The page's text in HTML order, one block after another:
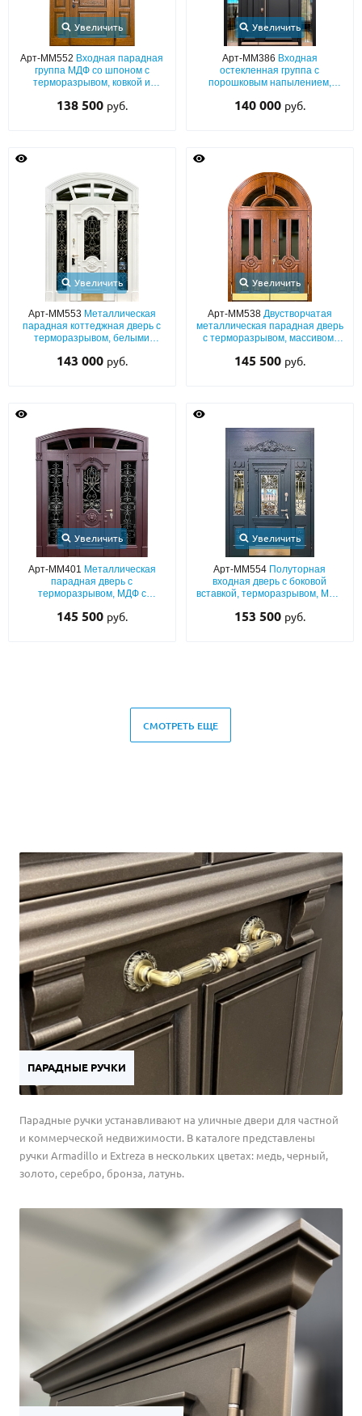
Увеличить
Арт-ММ552 Входная парадная
группа МДФ со шпоном с
терморазрывом, ковкой и
138 500 руб.
Увеличить
Арт-ММ386 Входная
остекленная группа с
порошковым напылением,
длинной ручкой
140 000 руб.
Увеличить
Арт-ММ553 Металлическая
парадная коттеджная дверь с
терморазрывом, белыми
арочной фрамугой, стеклом и
143 000 руб.
Увеличить
Арт-ММ538 Двустворчатая
металлическая парадная дверь
с терморазрывом, массивом,
остеклением и отбойниками из
145 500 руб.
Увеличить
Арт-ММ401 Металлическая
парадная дверь с
терморазрывом, МДФ с
фрамугой, ковкой и стеклом
145 500 руб.
Увеличить
Арт-ММ554 Полуторная
входная дверь с боковой
вставкой, терморазрывом, МДФ
багетным раскладом, резьбой,
153 500 руб.
СМОТРЕТЬ ЕЩЕ
ПАРАДНЫЕ РУЧКИ
Парадные ручки устанавливают на уличные двери для частной
и коммерческой недвижимости. В каталоге представлены
ручки Armadillo и Extreza в нескольких цветах: медь, черный,
золото, серебро, бронза, латунь.